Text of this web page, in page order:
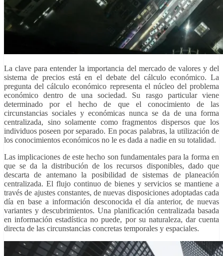
La clave para entender la importancia del mercado de valores y del
sistema de precios está en el debate del cálculo económico. La
pregunta del cálculo económico representa el núcleo del problema
económico dentro de una sociedad. Su rasgo particular viene
determinado por el hecho de que el conocimiento de las
circunstancias sociales y económicas nunca se da de una forma
centralizada, sino solamente como fragmentos dispersos que los
individuos poseen por separado. En pocas palabras, la utilización de
los conocimientos económicos no le es dada a nadie en su totalidad.
Las implicaciones de este hecho son fundamentales para la forma en
que se da la distribución de los recursos disponibles, dado que
descarta de antemano la posibilidad de sistemas de planeación
centralizada. El flujo continuo de bienes y servicios se mantiene a
través de ajustes constantes, de nuevas disposiciones adoptadas cada
día en base a información desconocida el día anterior, de nuevas
variantes y descubrimientos. Una planificación centralizada basada
en información estadística no puede, por su naturaleza, dar cuenta
directa de las circunstancias concretas temporales y espaciales.